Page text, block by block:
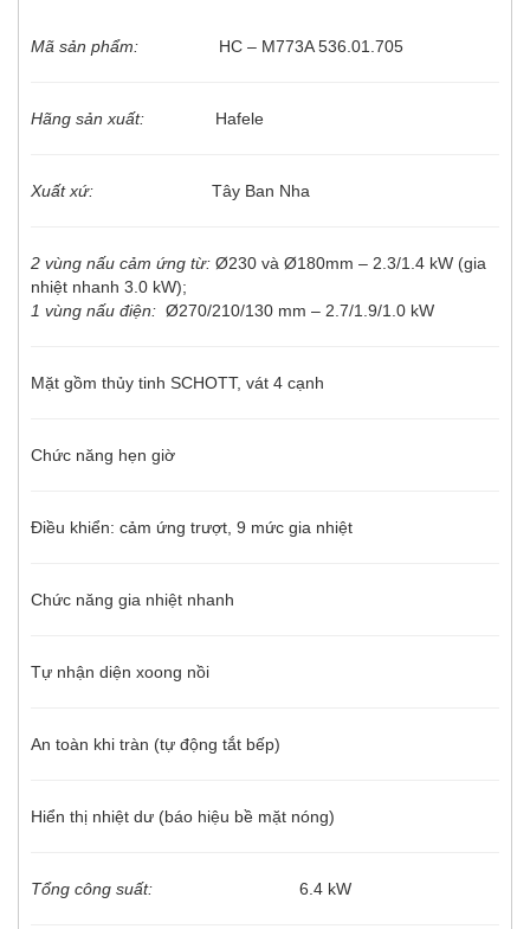
Mã sản phẩm: HC – M773A 536.01.705
Hãng sản xuất: Hafele
Xuất xứ: Tây Ban Nha
2 vùng nấu cảm ứng từ: Ø230 và Ø180mm – 2.3/1.4 kW (gia
nhiệt nhanh 3.0 kW);
1 vùng nấu điện: Ø270/210/130 mm – 2.7/1.9/1.0 kW
Mặt gồm thủy tinh SCHOTT, vát 4 cạnh
Chức năng hẹn giờ
Điều khiển: cảm ứng trượt, 9 mức gia nhiệt
Chức năng gia nhiệt nhanh
Tự nhận diện xoong nồi
An toàn khi tràn (tự động tắt bếp)
Hiển thị nhiệt dư (báo hiệu bề mặt nóng)
Tổng công suất: 6.4 kW